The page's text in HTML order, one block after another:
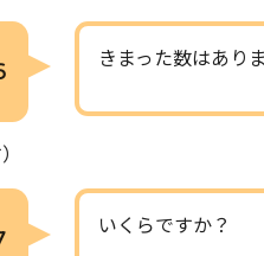
きまった数はあり
いくらですか？